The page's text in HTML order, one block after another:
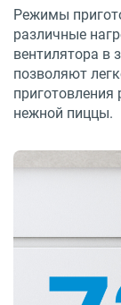
Режимы
различные
вентилятора в
позволяют
приготовления
нежной пиццы.